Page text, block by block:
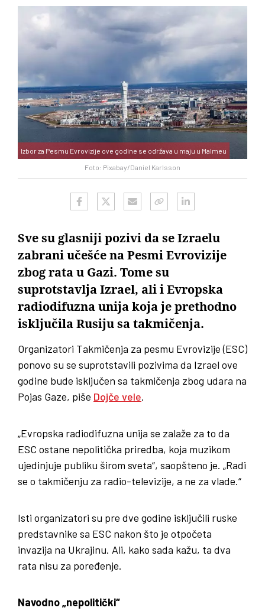
Foto: Pixabay/Daniel Karlsson
Izbor za Pesmu Evrovizije ove godine se održava u maju u Malmeu
Sve su glasniji pozivi da se Izraelu
zabrani učešće na Pesmi Evrovizije
zbog rata u Gazi. Tome su
suprotstavlja Izrael, ali i Evropska
radiodifuzna unija koja je prethodno
isključila Rusiju sa takmičenja.
Organizatori Takmičenja za pesmu Evrovizije (ESC)
ponovo su se suprotstavili pozivima da Izrael ove
godine bude isključen sa takmičenja zbog udara na
Pojas Gaze, piše Dojče vele.
„Evropska radiodifuzna unija se zalaže za to da
ESC ostane nepolitička priredba, koja muzikom
ujedinjuje publiku širom sveta“, saopšteno je. „Radi
se o takmičenju za radio-televizije, a ne za vlade.“
Isti organizatori su pre dve godine isključili ruske
predstavnike sa ESC nakon što je otpočeta
invazija na Ukrajinu. Ali, kako sada kažu, ta dva
rata nisu za poređenje.
Navodno „nepolitički“